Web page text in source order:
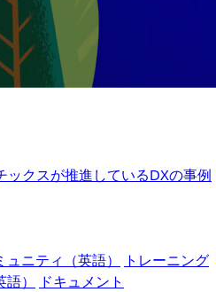
クスが推進しているDXの事例
ュニティ（英語）
トレーニング
）
ドキュメント